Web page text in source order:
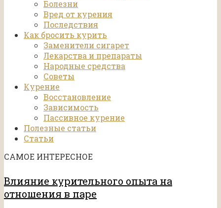
Вред от курения
Последствия
Как бросить курить
Заменители сигарет
Лекарства и препараты
Народные средства
Советы
Курение
Восстановление
Зависимость
Пассивное курение
Полезные статьи
Статьи
САМОЕ ИНТЕРЕСНОЕ
Влияние курительного опыта на
отношения в паре